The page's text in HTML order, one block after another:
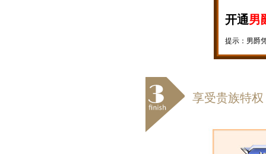
开通男
提示：男爵
享受贵族特权